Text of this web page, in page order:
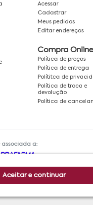
Aceitar e continuar
Acessar
Cadastrar
Meus pedidos
Editar endereços
Compra Online
Política de preços
Política de entrega
Polítitca de
Política de troca e
devolução
Política de
associada a: